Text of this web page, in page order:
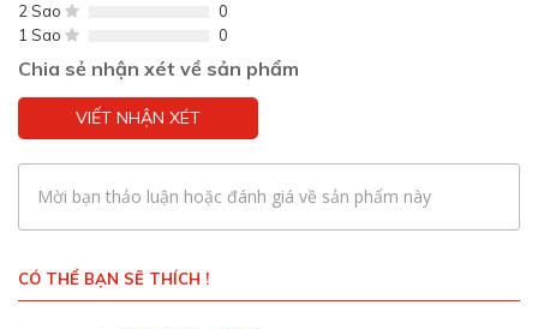
2 Sao
0
1 Sao
0
Chia sẻ nhận xét về sản phẩm
VIẾT NHẬN XÉT
Mời bạn thảo luận hoặc đánh giá về sản phẩm này
CÓ THỂ BẠN SẼ THÍCH !